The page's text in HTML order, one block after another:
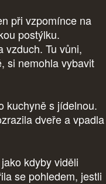
při vzpomínce na
postýlku.
vzduch. Tu vůni,
si nemohla vybavit
kuchyně s jídelnou.
dveře a vpadla
kdyby viděli
se pohledem, jestli